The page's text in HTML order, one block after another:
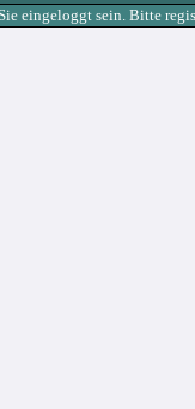
eingeloggt sein. Bitte